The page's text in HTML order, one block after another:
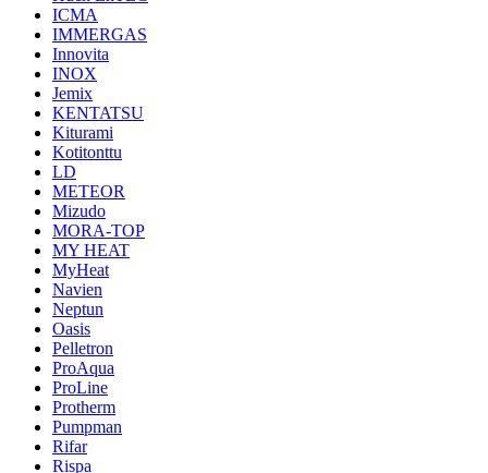
ICMA
IMMERGAS
Innovita
INOX
Jemix
KENTATSU
Kiturami
Kotitonttu
LD
METEOR
Mizudo
MORA-TOP
MY HEAT
MyHeat
Navien
Neptun
Oasis
Pelletron
ProAqua
ProLine
Protherm
Pumpman
Rifar
Rispa